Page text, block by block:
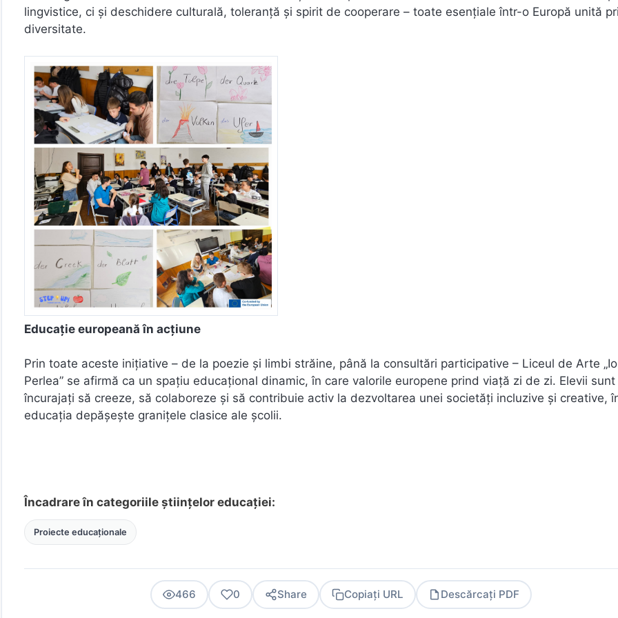
lingvistice, ci și deschidere culturală, toleranță și spirit de cooperare – toate esențiale într-o Europă unită
diversitate.
Educație europeană în acțiune
Prin toate aceste inițiative – de la poezie și limbi străine, până la consultări participative – Liceul de Arte
Perlea” se afirmă ca un spațiu educațional dinamic, în care valorile europene prind viață zi de zi. Elevii sunt
încurajați să creeze, să colaboreze și să contribuie activ la dezvoltarea unei societăți incluzive și creative,
educația depășește granițele clasice ale școlii.
Încadrare în categoriile științelor educației:
Proiecte educaționale
466 0 Share Copiați URL Descărcați PDF